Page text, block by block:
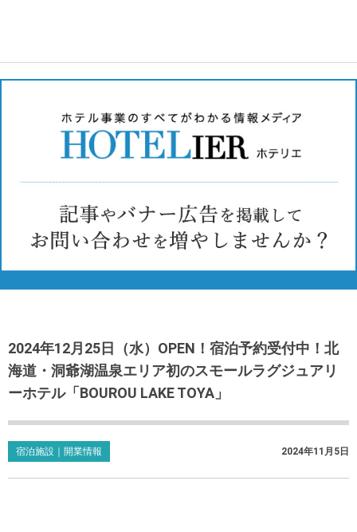
2024年12月25日（水）OPEN！宿泊予約受付中！北
海道・洞爺湖温泉エリア初のスモールラグジュアリ
ーホテル「BOUROU LAKE TOYA」
宿泊施設｜開業情報 2024年11月5日